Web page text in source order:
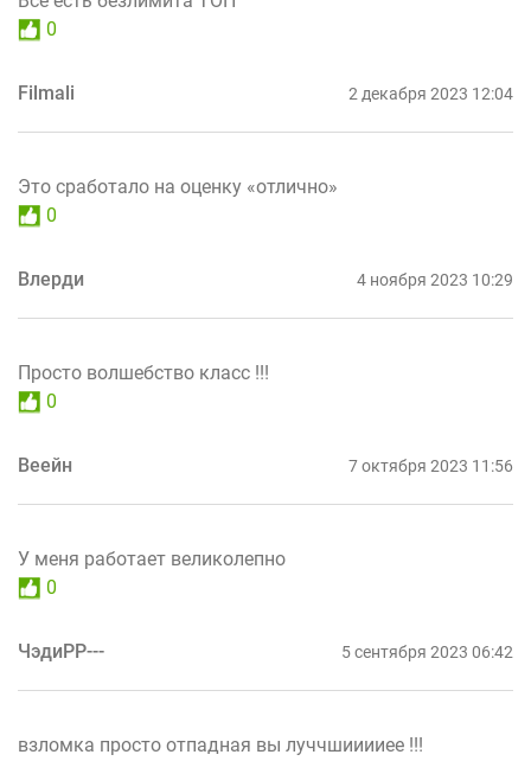
0
Filmali 2 декабря 2023 12:04
Это сработало на оценку «отлично»
0
Влерди 4 ноября 2023 10:29
Просто волшебство класс !!!
0
Веейн 7 октября 2023 11:56
У меня работает великолепно
0
ЧэдиРР--- 5 сентября 2023 06:42
взломка просто отпадная вы луччшииииее !!!